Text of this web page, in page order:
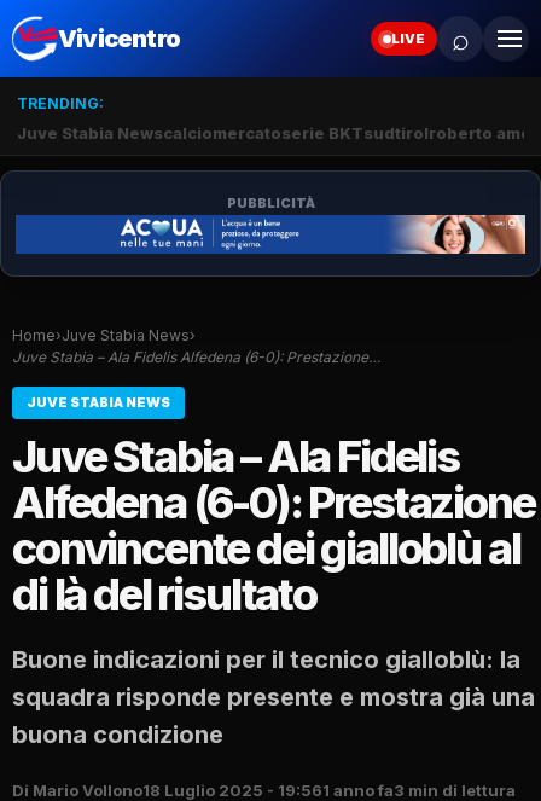
Vivicentro LIVE ⌕
TRENDING:
Juve Stabia Newscalciomercatoserie BKTsudtirolroberto
PUBBLICITÀ
Home›Juve Stabia News›
Juve Stabia – Ala Fidelis Alfedena (6-0): Prestazione…
JUVE STABIA NEWS
Juve Stabia – Ala Fidelis
Alfedena (6-0): Prestazione
convincente dei gialloblù al
di là del risultato
Buone indicazioni per il tecnico gialloblù: la
squadra risponde presente e mostra già una
buona condizione
Di Mario Vollono18 Luglio 2025 - 19:561 anno fa3 min di lettura